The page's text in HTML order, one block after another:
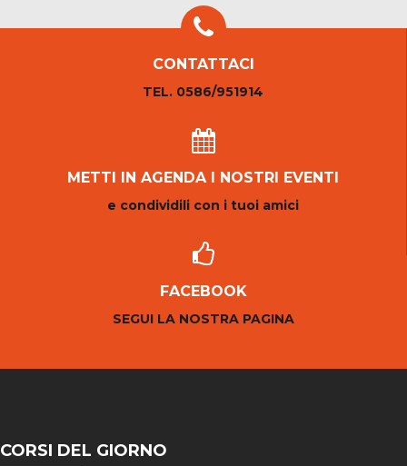
CONTATTACI
TEL. 0586/951914
METTI IN AGENDA I NOSTRI EVENTI
e condividili con i tuoi amici
FACEBOOK
SEGUI LA NOSTRA PAGINA
CORSI DEL GIORNO